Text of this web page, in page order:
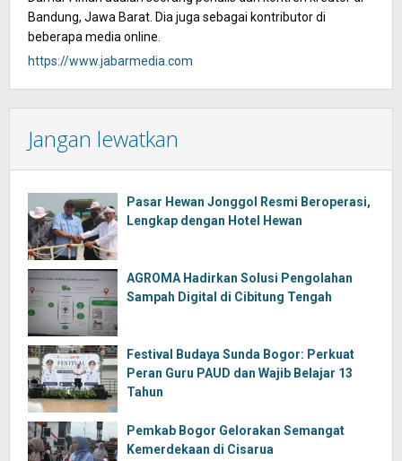
Bandung, Jawa Barat. Dia juga sebagai kontributor di
beberapa media online.
https://www.jabarmedia.com
Jangan lewatkan
Pasar Hewan Jonggol Resmi Beroperasi,
Lengkap dengan Hotel Hewan
AGROMA Hadirkan Solusi Pengolahan
Sampah Digital di Cibitung Tengah
Festival Budaya Sunda Bogor: Perkuat
Peran Guru PAUD dan Wajib Belajar 13
Tahun
Pemkab Bogor Gelorakan Semangat
Kemerdekaan di Cisarua